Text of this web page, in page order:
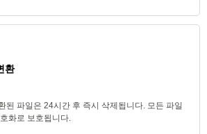
환
된 파일은 24시간 후 즉시 삭제됩니다. 모든 파일
화로 보호됩니다.